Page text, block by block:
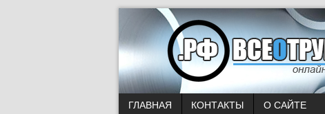
ГЛАВНАЯ КОНТАКТЫ О САЙТЕ